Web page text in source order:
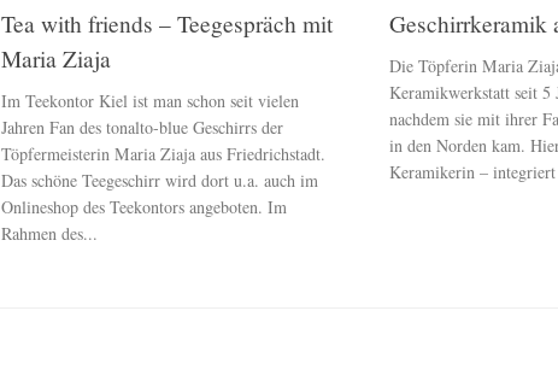
Tea with friends – Teegespräch mit
Maria Ziaja
Im Teekontor Kiel ist man schon seit vielen
Jahren Fan des tonalto-blue Geschirrs der
Töpfermeisterin Maria Ziaja aus Friedrichstadt.
Das schöne Teegeschirr wird dort u.a. auch im
Onlineshop des Teekontors angeboten. Im
Rahmen des...
Geschirrkeramik
Die Töpferin Maria
Keramikwerkstatt seit 5
nachdem sie mit ihrer
in den Norden kam.
Keramikerin –